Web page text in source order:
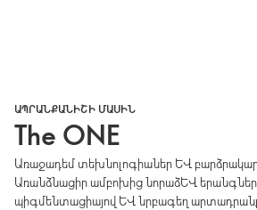
ԱՊՐԱՆՔԱՆԻՇԻ ՄԱՍԻՆ
The ONE
Առաջադեմ տեխնոլոգիաներ և
Առանձնացիր ամբոխից նորաձև
պիգմենտացիայով և նրբագեղ